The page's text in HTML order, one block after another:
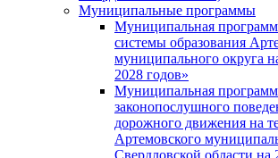
Муниципальные программы
Муниципальная
системы образования
муниципального округа
2028 годов»
Муниципальная
законопослушного
дорожного движения на
Артемовского